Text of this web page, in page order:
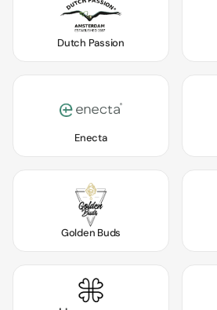
Dutch Passion
Enecta
Golden Buds